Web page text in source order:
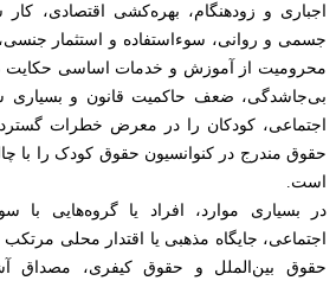
اجباری و زودهنگام، بهره‌کشی اقتصادی،
جسمی و روانی، سوءاستفاده و استثمار
محرومیت از آموزش و خدمات اساسی حکایت
بی‌جاشدگی، ضعف حاکمیت قانون و بسیاری
اجتماعی، کودکان را در معرض خطرات
حقوق مندرج در کنوانسیون حقوق کودک را با
است.
در بسیاری موارد، افراد یا گروه‌هایی با
اجتماعی، جایگاه مذهبی یا اقتدار محلی
حقوق بین‌الملل و حقوق کیفری، مصداق